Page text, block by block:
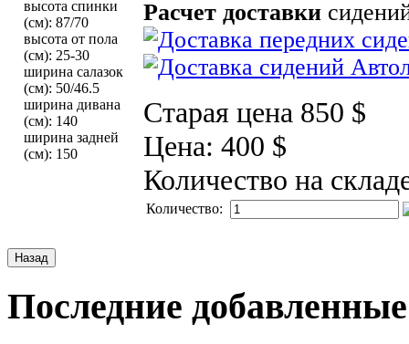
высота спинки
(см): 87/70
высота от пола
(см): 25-30
ширина салазок
(см): 50/46.5
ширина дивана
(см): 140
ширина задней
(см): 150
Расчет доставки
Старая цена 850 $
Цена: 400 $
Количество на
Количество:
Последние добавленные